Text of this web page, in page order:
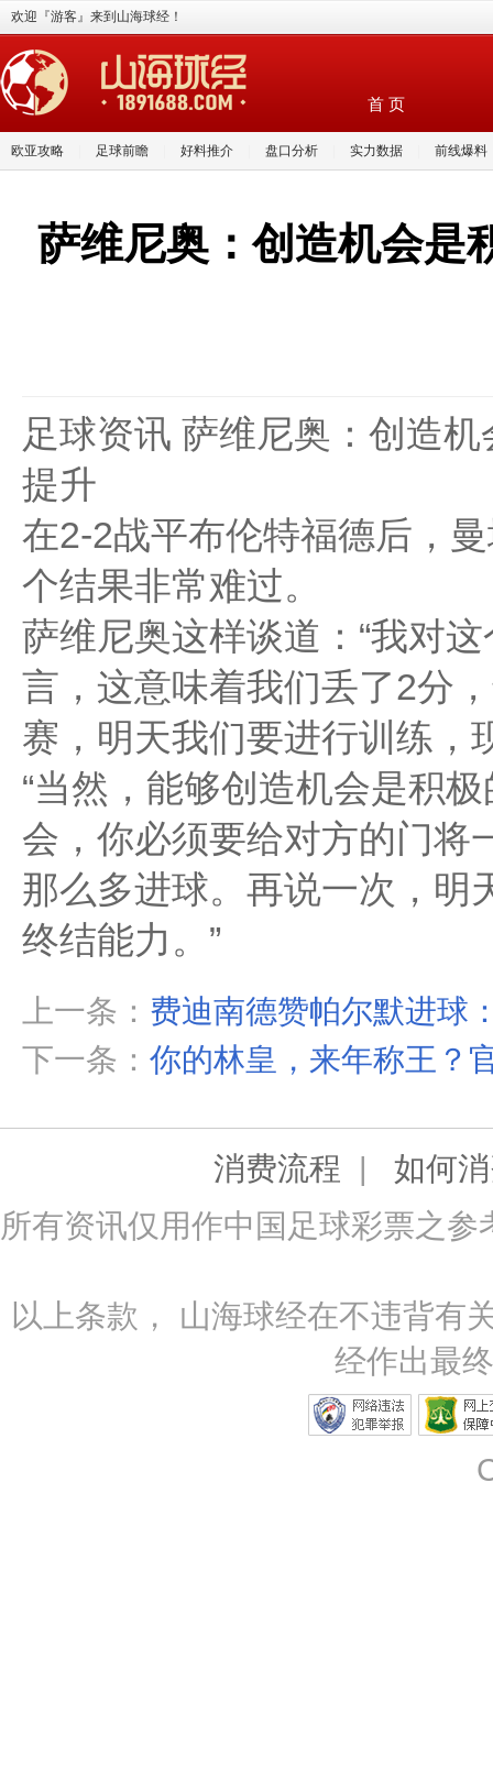
欢迎『游客』来到山海球经！
首 页
欧亚攻略 足球前瞻 好料推介 盘口分析 实力数据 前线爆料
萨维尼奥：创造机会是
足球资讯 萨维尼奥：创造
提升
在2-2战平布伦特福德后，
个结果非常难过。
萨维尼奥这样谈道：“我对
言，这意味着我们丢了2分
赛，明天我们要进行训练，
“当然，能够创造机会是积
会，你必须要给对方的门将
那么多进球。再说一次，明
终结能力。”
上一条： 费迪南德赞帕尔默进球
下一条： 你的林皇，来年称王？
消费流程 | 如何
所有资讯仅用作中国足球彩票之
以上条款， 山海球经在不违背有
经作出最